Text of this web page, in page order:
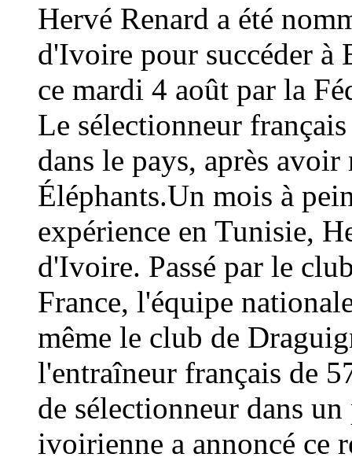
Hervé Renard a été
d'Ivoire pour succéder à
ce mardi 4 août par la
Le sélectionneur
dans le pays, après
Éléphants.Un mois à
expérience en Tunisie,
d'Ivoire. Passé par le
France, l'équipe
même le club de
l'entraîneur français de
de sélectionneur dans
ivoirienne a annoncé ce